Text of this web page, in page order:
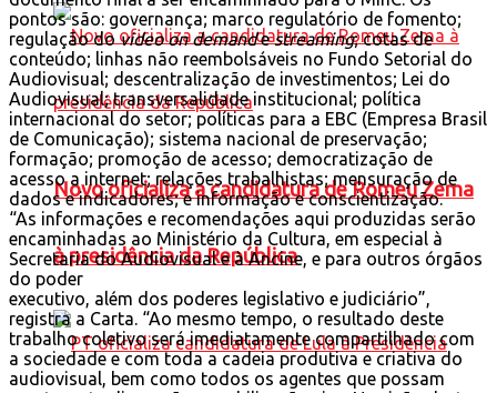
Novo oficializa a candidatura de Romeu Zema
à presidência da República
pontos são: governança; marco regulatório de fomento;
regulação dovideo on demandestreaming; cotas de
conteúdo; linhas não reembolsáveis no Fundo Setorial do
Audiovisual; descentralização de investimentos; Lei do
Audiovisual; transversalidade institucional; política
internacional do setor; políticas para a EBC (Empresa Brasil
de Comunicação); sistema nacional de preservação;
formação; promoção de acesso; democratização de
acesso a internet; relações trabalhistas; mensuração de
dados e indicadores; e informação e conscientização.
“As informações e recomendações aqui produzidas serão
encaminhadas ao Ministério da Cultura, em especial à
Secretaria do Audiovisual e à Ancine, e para outros órgãos
do poder
executivo, além dos poderes legislativo e judiciário”,
registra a Carta. “Ao mesmo tempo, o resultado deste
trabalho coletivo será imediatamente compartilhado com
a sociedade e com toda a cadeia produtiva e criativa do
audiovisual, bem como todos os agentes que possam